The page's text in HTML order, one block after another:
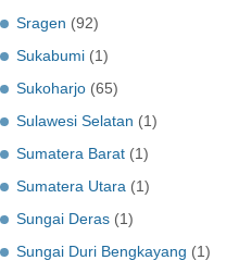
Sragen (92)
Sukabumi (1)
Sukoharjo (65)
Sulawesi Selatan (1)
Sumatera Barat (1)
Sumatera Utara (1)
Sungai Deras (1)
Sungai Duri Bengkayang (1)